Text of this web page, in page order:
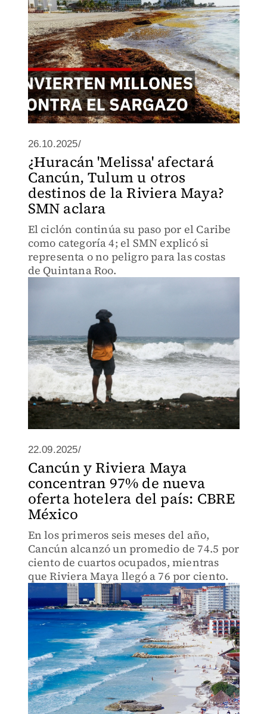
26.10.2025/
¿Huracán 'Melissa' afectará
Cancún, Tulum u otros
destinos de la Riviera Maya?
SMN aclara
El ciclón continúa su paso por el Caribe
como categoría 4; el SMN explicó si
representa o no peligro para las costas
de Quintana Roo.
22.09.2025/
Cancún y Riviera Maya
concentran 97% de nueva
oferta hotelera del país: CBRE
México
En los primeros seis meses del año,
Cancún alcanzó un promedio de 74.5 por
ciento de cuartos ocupados, mientras
que Riviera Maya llegó a 76 por ciento.